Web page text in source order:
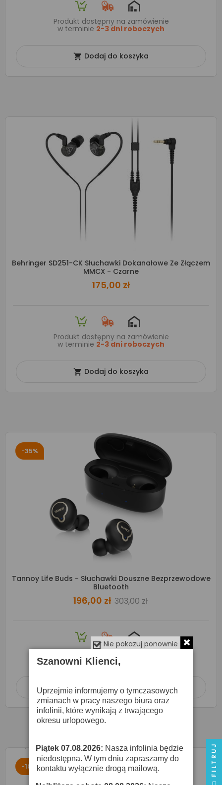
Produkt dostępny na zamówienie
w terminie 2-3 dni roboczych
 Dodaj do koszyka
Behringer SD251-CK Słuchawki Dokanałowe Ze Złączem
MMCX - Czarne
175,00 zł
Produkt dostępny na zamówienie
w terminie 2-3 dni roboczych
 Dodaj do koszyka
-35%
Tannoy Life Buds - Słuchawki Douszne Bezprzewodowe
Bluetooth
196,00 zł 303,00 zł
w terminie2-3 dni roboczych
 Dodaj do koszyka
-10%
Nie pokazuj ponownie
Szanowni Klienci,
Uprzejmie informujemy o tymczasowych
zmianach w pracy naszego biura oraz
infolinii, które wynikają z trwającego
okresu urlopowego.
· Piątek 07.08.2026: Nasza infolinia będzie
niedostępna. W tym dniu zapraszamy do
kontaktu wyłącznie drogą mailową.
FILTRUJ